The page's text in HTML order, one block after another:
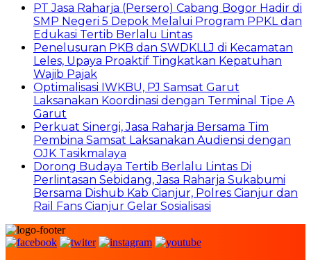
PT Jasa Raharja (Persero) Cabang Bogor Hadir di
SMP Negeri 5 Depok Melalui Program PPKL dan
Edukasi Tertib Berlalu Lintas
Penelusuran PKB dan SWDKLLJ di Kecamatan
Leles, Upaya Proaktif Tingkatkan Kepatuhan
Wajib Pajak
Optimalisasi IWKBU, PJ Samsat Garut
Laksanakan Koordinasi dengan Terminal Tipe A
Garut
Perkuat Sinergi, Jasa Raharja Bersama Tim
Pembina Samsat Laksanakan Audiensi dengan
OJK Tasikmalaya
Dorong Budaya Tertib Berlalu Lintas Di
Perlintasan Sebidang, Jasa Raharja Sukabumi
Bersama Dishub Kab Cianjur, Polres Cianjur dan
Rail Fans Cianjur Gelar Sosialisasi